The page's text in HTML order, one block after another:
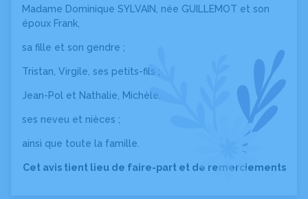
Madame Dominique SYLVAIN, née GUILLEMOT et son
époux Frank,
sa fille et son gendre ;
Tristan, Virgile, ses petits-fils ;
Jean-Pol et Nathalie, Michèle,
ses neveu et nièces ;
ainsi que toute la famille.
Cet avis tient lieu de faire-part et de remerciements